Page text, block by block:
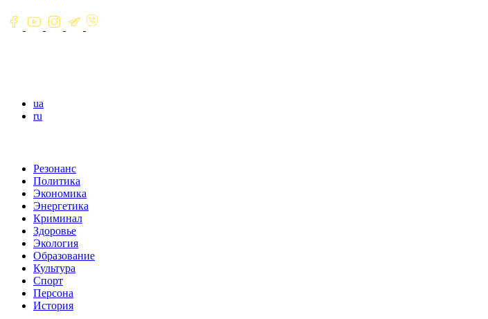
ua
ru
Резонанс
Политика
Экономика
Энергетика
Криминал
Здоровье
Экология
Образование
Культура
Спорт
Персона
История